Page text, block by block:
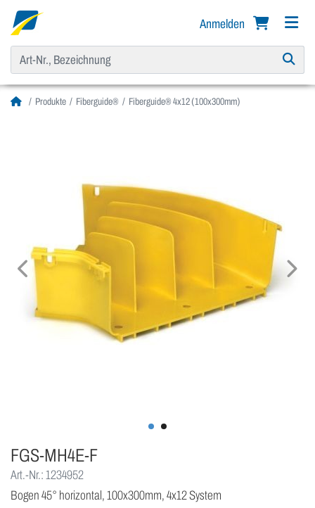
Anmelden
Produkte Fiberguide® Fiberguide® 4x12 (100x300mm)
FGS-MH4E-F
Art.-Nr.: 1234952
Bogen 45° horizontal, 100x300mm, 4x12 System